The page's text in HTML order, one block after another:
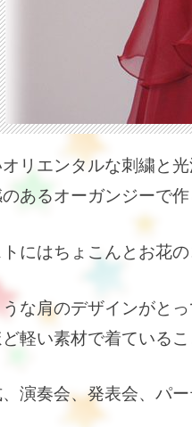
リエンタルな刺繍と光
あるオーガンジーで
にはちょこんとお花
な肩のデザインがとっ
軽い素材で着ているこ
演奏会、発表会、パ